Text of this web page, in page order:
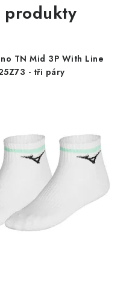
produkty
TN Mid 3P With Line
- tři páry